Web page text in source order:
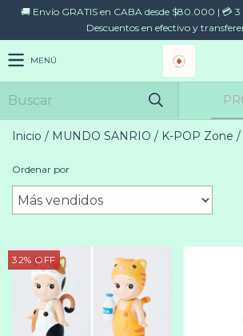
🚚 Envío GRATIS en CABA desde $80.000 | 💳 3
Descuentos en efectivo y
MENÚ
Inicio / MUNDO SANRIO / K-POP Zone /
Ordenar por
32% OFF